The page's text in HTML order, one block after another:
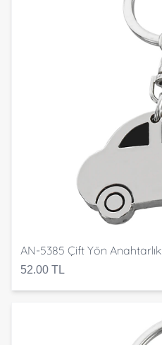
AN-5385 Çift Yön Anahtarlık
52.00 TL